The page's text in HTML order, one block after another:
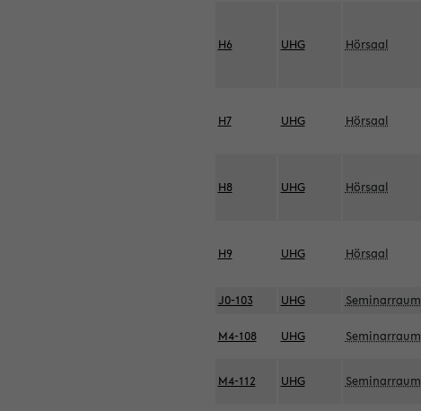
H6 UHG Hörsaal
H7 UHG Hörsaal
H8 UHG Hörsaal
H9 UHG Hörsaal
J0-103 UHG Seminarraum
M4-108 UHG Seminarraum
M4-112 UHG Seminarraum